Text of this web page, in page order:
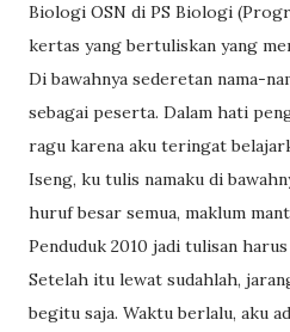
Biologi OSN di PS Biologi
kertas yang bertuliskan yang
Di bawahnya sederetan nama-
sebagai peserta. Dalam hati
ragu karena aku teringat
Iseng, ku tulis namaku di
huruf besar semua, maklum
Penduduk 2010 jadi tulisan
Setelah itu lewat sudahlah,
begitu saja. Waktu berlalu, aku